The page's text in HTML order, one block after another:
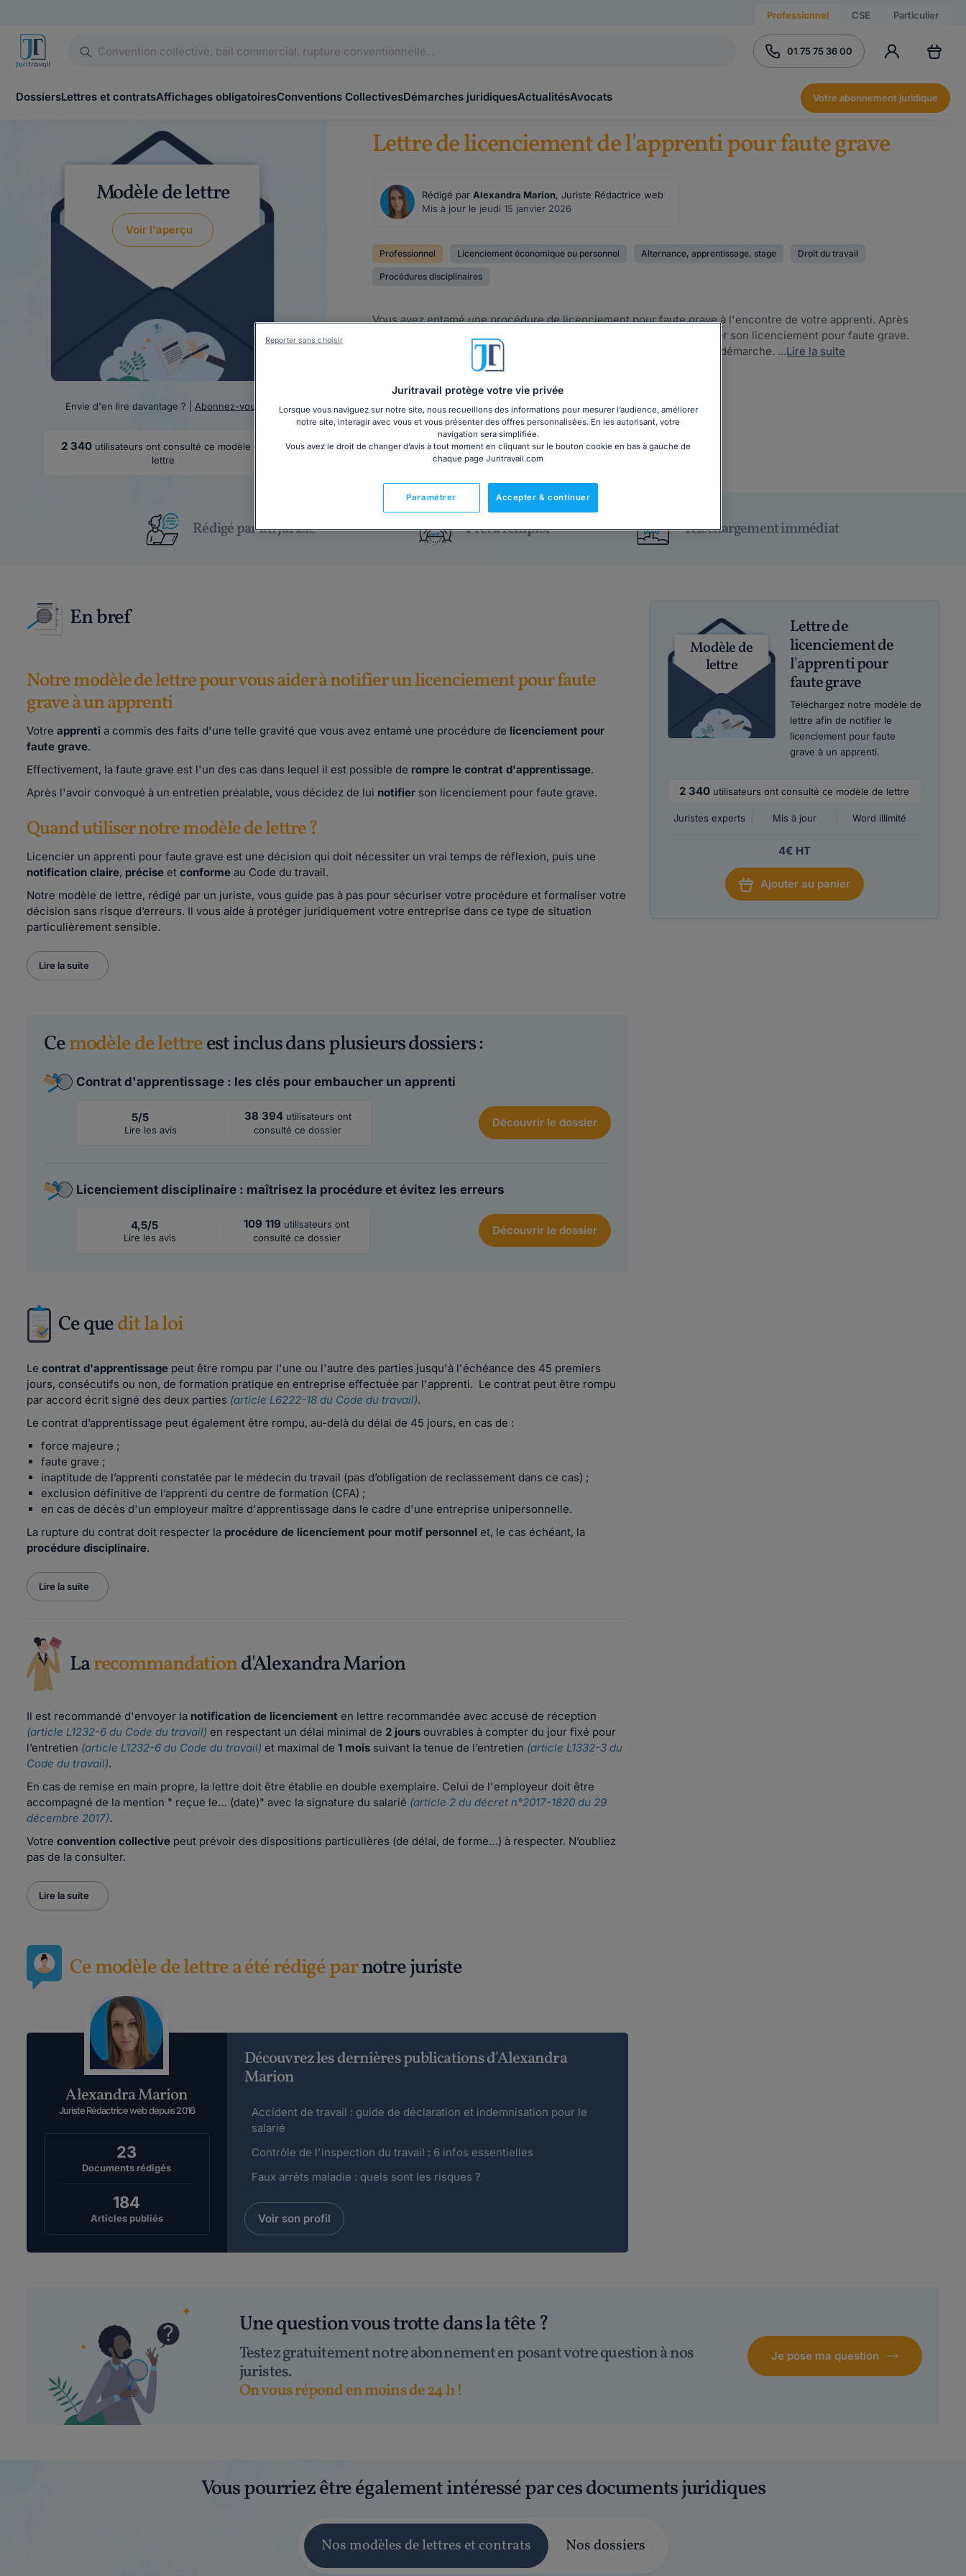
Professionnel CSE Particulier
01 75 75 36 00
DossiersLettres et contratsAffichages obligatoiresConventions CollectivesDémarches juridiquesActualitésAvocats Votre abonnement juridique
Modèle de lettre
Voir l'aperçu
Envie d'en lire davantage ? | Abonnez-vous
2 340 utilisateurs ont consulté ce modèle de
lettre
Lettre de licenciement de l'apprenti pour faute grave
Rédigé par Alexandra Marion, Juriste Rédactrice web
Mis à jour le jeudi 15 janvier 2026
Professionnel Licenciement économique ou personnel Alternance, apprentissage, stage Droit du travail
Procédures disciplinaires
Vous avez entamé une procédure de licenciement pour faute grave à l'encontre de votre apprenti. Après
l'avoir convoqué à un entretien préalable, vous décidez de lui notifier son licenciement pour faute grave.
Notre modèle de lettre prêt à l'emploi vous accompagne dans cette démarche. ...Lire la suite
4€ HT Ajouter au panier
Rédigé par un juriste Prêt à l'emploi Téléchargement immédiat
En bref
Notre modèle de lettre pour vous aider à notifier un licenciement pour faute
grave à un apprenti
Votre apprenti a commis des faits d'une telle gravité que vous avez entamé une procédure de licenciement pour
faute grave.
Effectivement, la faute grave est l'un des cas dans lequel il est possible de rompre le contrat d'apprentissage.
Après l'avoir convoqué à un entretien préalable, vous décidez de lui notifier son licenciement pour faute grave.
Quand utiliser notre modèle de lettre ?
Licencier un apprenti pour faute grave est une décision qui doit nécessiter un vrai temps de réflexion, puis une
notification claire, précise et conforme au Code du travail.
Notre modèle de lettre, rédigé par un juriste, vous guide pas à pas pour sécuriser votre procédure et formaliser votre
décision sans risque d’erreurs. Il vous aide à protéger juridiquement votre entreprise dans ce type de situation
particulièrement sensible.
Lire la suite
Cemodèle de lettreest inclus dans plusieurs dossiers :
Contrat d'apprentissage : les clés pour embaucher un apprenti
5/5
Lire les avis
38 394 utilisateurs ont
consulté ce dossier
Découvrirle dossier
Licenciement disciplinaire : maîtrisez la procédure et évitez les erreurs
4,5/5
Lire les avis
109 119 utilisateurs ont
consulté ce dossier
Découvrirle dossier
Ce quedit la loi
Le contrat d'apprentissage peut être rompu par l'une ou l'autre des parties jusqu'à l'échéance des 45 premiers
jours, consécutifs ou non, de formation pratique en entreprise effectuée par l'apprenti. Le contrat peut être rompu
par accord écrit signé des deux parties (article L6222-18 du Code du travail).
Le contrat d’apprentissage peut également être rompu, au-delà du délai de 45 jours, en cas de :
force majeure ;
faute grave ;
inaptitude de l’apprenti constatée par le médecin du travail (pas d’obligation de reclassement dans ce cas) ;
exclusion définitive de l’apprenti du centre de formation (CFA) ;
en cas de décès d'un employeur maître d'apprentissage dans le cadre d'une entreprise unipersonnelle.
La rupture du contrat doit respecter la procédure de licenciement pour motif personnel et, le cas échéant, la
procédure disciplinaire.
Lire la suite
Larecommandationd'Alexandra Marion
Il est recommandé d'envoyer la notification de licenciement en lettre recommandée avec accusé de réception
(article L1232-6 du Code du travail) en respectant un délai minimal de 2 jours ouvrables à compter du jour fixé pour
l’entretien (article L1232-6 du Code du travail) et maximal de 1 mois suivant la tenue de l’entretien (article L1332-3 du
Code du travail).
En cas de remise en main propre, la lettre doit être établie en double exemplaire. Celui de l'employeur doit être
accompagné de la mention " reçue le… (date)" avec la signature du salarié (article 2 du décret n°2017-1820 du 29
décembre 2017).
Votre convention collective peut prévoir des dispositions particulières (de délai, de forme…) à respecter. N’oubliez
pas de la consulter.
Lire la suite
Ce modèle de lettre a été rédigé parnotre juriste
Alexandra Marion
Juriste Rédactrice web depuis 2016
23
Documents rédigés
184
Articles publiés
Découvrez les dernières publications d'Alexandra
Marion
Accident de travail : guide de déclaration et indemnisation pour le
salarié
Contrôle de l'inspection du travail : 6 infos essentielles
Faux arrêts maladie : quels sont les risques ?
Voir son profil
Modèle de
lettre
Lettre de
licenciement de
l'apprenti pour
faute grave
Téléchargez notre modèle de
lettre afin de notifier le
licenciement pour faute
grave à un apprenti.
2 340 utilisateurs ont consulté ce modèle de lettre
Juristes experts Mis à jour Word illimité
4€ HT
Ajouter au panier
Une questionvous trotte dans la tête?
Testez gratuitement notre abonnement en posant votre question à nos
juristes.
On vous répond en moins de 24 h !
Je pose ma question
Vous pourriez être également intéressé par ces documents juridiques
Nos modèles de lettres et contrats Nos dossiers
Juritravail protège votre vie privée
Lorsque vous naviguez sur notre site, nous recueillons des informations pour mesurer l’audience, améliorer
notre site, interagir avec vous et vous présenter des offres personnalisées. En les autorisant, votre
navigation sera simplifiée.
Vous avez le droit de changer d’avis à tout moment en cliquant sur le bouton cookie en bas à gauche de
chaque page Juritravail.com
Accepter & continuer
Paramétrer
Reporter sans choisir